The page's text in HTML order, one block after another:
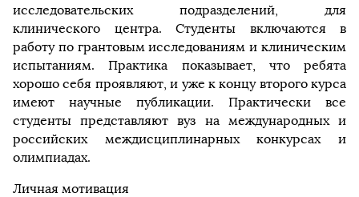
исследовательских подразделений, для
клинического центра. Студенты включаются в
работу по грантовым исследованиям и клиническим
испытаниям. Практика показывает, что ребята
хорошо себя проявляют, и уже к концу второго курса
имеют научные публикации. Практически все
студенты представляют вуз на международных и
российских междисциплинарных конкурсах и
олимпиадах.
Личная мотивация